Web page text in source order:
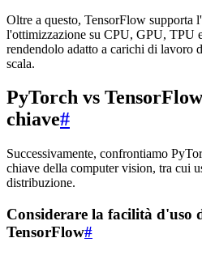
Oltre a questo, TensorFlow supporta
l'ottimizzazione su CPU, GPU, TPU
rendendolo adatto a carichi di lavoro
scala.
PyTorch vs
chiave#
Successivamente, confrontiamo
chiave della computer vision, tra cui
distribuzione.
Considerare la facilità d'uso
TensorFlow#